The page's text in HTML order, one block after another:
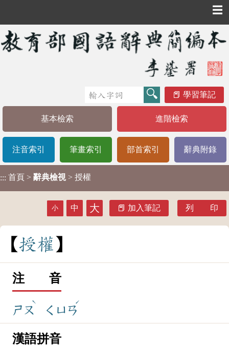
☰
學習筆記
基本檢索 進階檢索
注音索引 筆畫索引 部首索引 辭典附錄
::: 首頁 > 辭典檢視 > 授權
小 中 大 加入筆記 列 印
授權
注 音
ㄕㄡ
ˋ
ㄑㄩㄢ
ˊ
漢語拼音